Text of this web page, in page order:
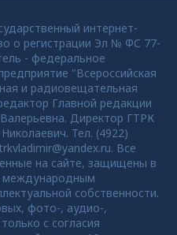
интернет-
о регистрации Эл № ФС 77-
- федеральное
"Всероссийская
и радиовещательная
Главной редакции
Директор ГТРК
Тел. (4922)
Все
на сайте, защищены в
международным
собственности.
фото-, аудио-,
с согласия